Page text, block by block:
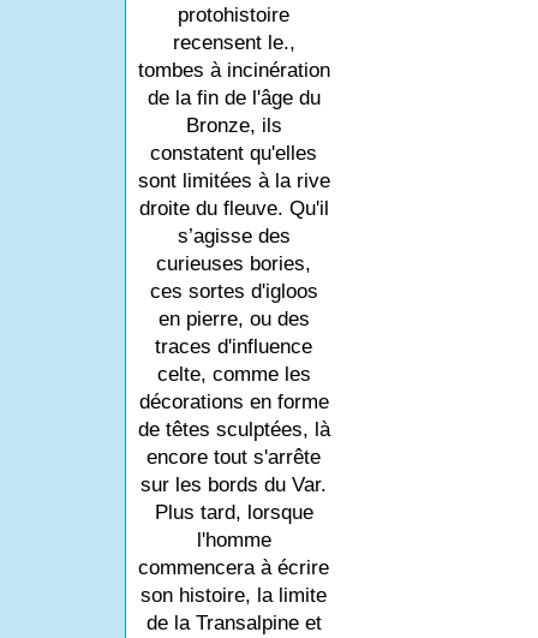
protohistoire
recensent le.,
tombes à incinération
de la fin de l'âge du
Bronze, ils
constatent qu'elles
sont limitées à la rive
droite du fleuve. Qu'il
s’agisse des
curieuses bories,
ces sortes d'igloos
en pierre, ou des
traces d'influence
celte, comme les
décorations en forme
de têtes sculptées, là
encore tout s'arrête
sur les bords du Var.
Plus tard, lorsque
l'homme
commencera à écrire
son histoire, la limite
de la Transalpine et